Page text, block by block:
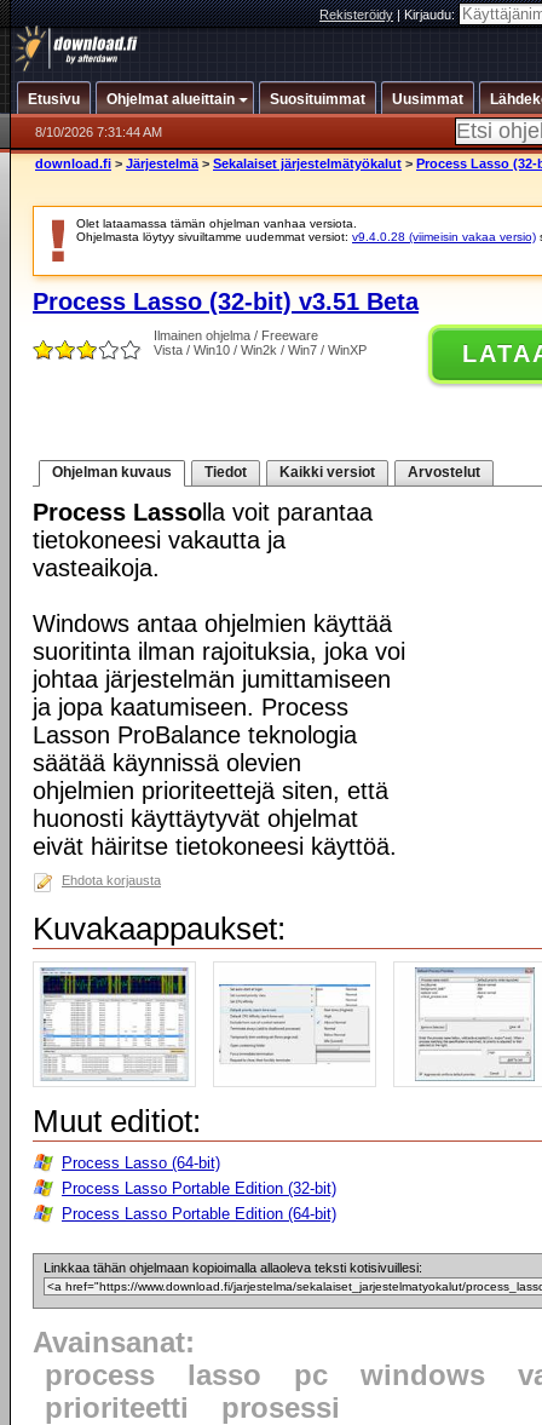
Rekisteröidy|Kirjaudu:
Etusivu Ohjelmat alueittain Suosituimmat Uusimmat
8/10/2026 7:31:44 AM
download.fi > Järjestelmä > Sekalaiset järjestelmätyökalut > Process Lasso (32-
Olet lataamassa tämän ohjelman vanhaa versiota.
Ohjelmasta löytyy sivuiltamme uudemmat versiot: v9.4.0.28 (viimeisin vakaa versio)
Process Lasso (32-bit) v3.51 Beta
Ilmainen ohjelma / Freeware
Vista / Win10 / Win2k / Win7 / WinXP
Ohjelman kuvaus Tiedot Kaikki versiot Arvostelut
Process Lasso lla voit parantaa
tietokoneesi vakautta ja
vasteaikoja.
Windows antaa ohjelmien käyttää
suoritinta ilman rajoituksia, joka voi
johtaa järjestelmän jumittamiseen
ja jopa kaatumiseen. Process
Lasson ProBalance teknologia
säätää käynnissä olevien
ohjelmien prioriteettejä siten, että
huonosti käyttäytyvät ohjelmat
eivät häiritse tietokoneesi käyttöä.
Ehdota korjausta
Kuvakaappaukset:
Muut editiot:
Process Lasso (64-bit)
Process Lasso Portable Edition (32-bit)
Process Lasso Portable Edition (64-bit)
Linkkaa tähän ohjelmaan kopioimalla allaoleva teksti kotisivuillesi:
Avainsanat:
process
lasso pc windows
prioriteetti
prosessi